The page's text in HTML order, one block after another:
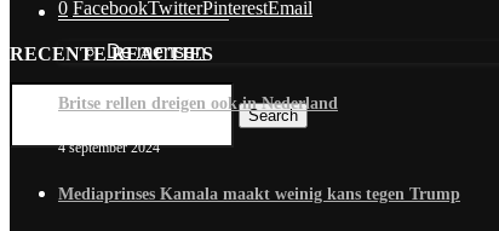
Contact & Over Ons
De mensen
Search
0 FacebookTwitterPinterestEmail
RECENTE REACTIES
Britse rellen dreigen ook in Nederland
4 september 2024
Mediaprinses Kamala maakt weinig kans tegen Trump